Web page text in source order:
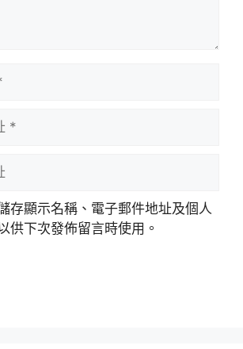
存顯示名稱、電子郵件地址及個人
供下次發佈留言時使用。